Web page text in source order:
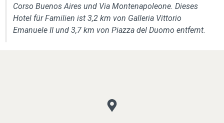
Corso Buenos Aires und Via Montenapoleone. Dieses
Hotel für Familien ist 3,2 km von Galleria Vittorio
Emanuele II und 3,7 km von Piazza del Duomo entfernt.